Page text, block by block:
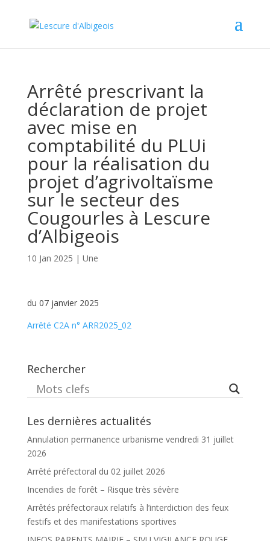
Arrêté prescrivant la
déclaration de projet
avec mise en
comptabilité du PLUi
pour la réalisation du
projet d’agrivoltaïsme
sur le secteur des
Cougourles à Lescure
d’Albigeois
10 Jan 2025 | Une
du 07 janvier 2025
Arrêté C2A n° ARR2025_02
Rechercher
Les dernières actualités
Annulation permanence urbanisme vendredi 31 juillet
2026
Arrêté préfectoral du 02 juillet 2026
Incendies de forêt – Risque très sévère
Arrêtés préfectoraux relatifs à l’interdiction des feux
festifs et des manifestations sportives